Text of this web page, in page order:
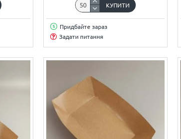
КУПИТИ
Придбайте зараз
Задати питання